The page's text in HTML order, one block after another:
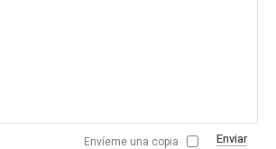
Enviar
Envíeme una copia